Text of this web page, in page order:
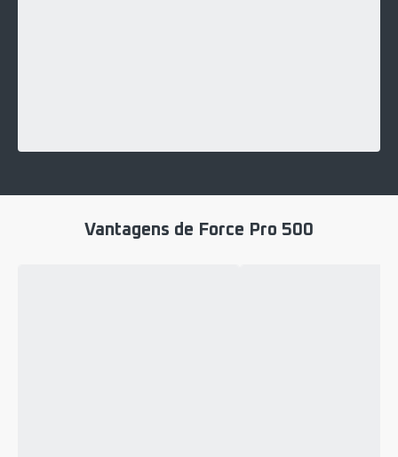
Vantagens de Force Pro 500